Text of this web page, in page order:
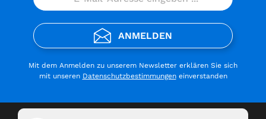
ANMELDEN
Mit dem Anmelden zu unserem Newsletter erklären Sie sich
mit unseren Datenschutzbestimmungeneinverstanden